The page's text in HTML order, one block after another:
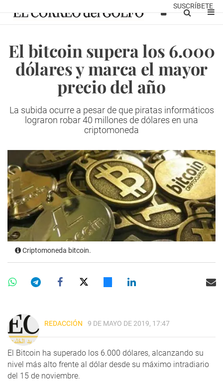
SUSCRÍBETE
El bitcoin supera los 6.000
dólares y marca el mayor
precio del año
La subida ocurre a pesar de que piratas informáticos
lograron robar 40 millones de dólares en una
criptomoneda
Criptomoneda bitcoin.
REDACCIÓN 9 DE MAYO DE 2019, 17:47
El Bitcoin ha superado los 6.000 dólares, alcanzando su
nivel más alto frente al dólar desde su máximo intradiario
del 15 de noviembre.